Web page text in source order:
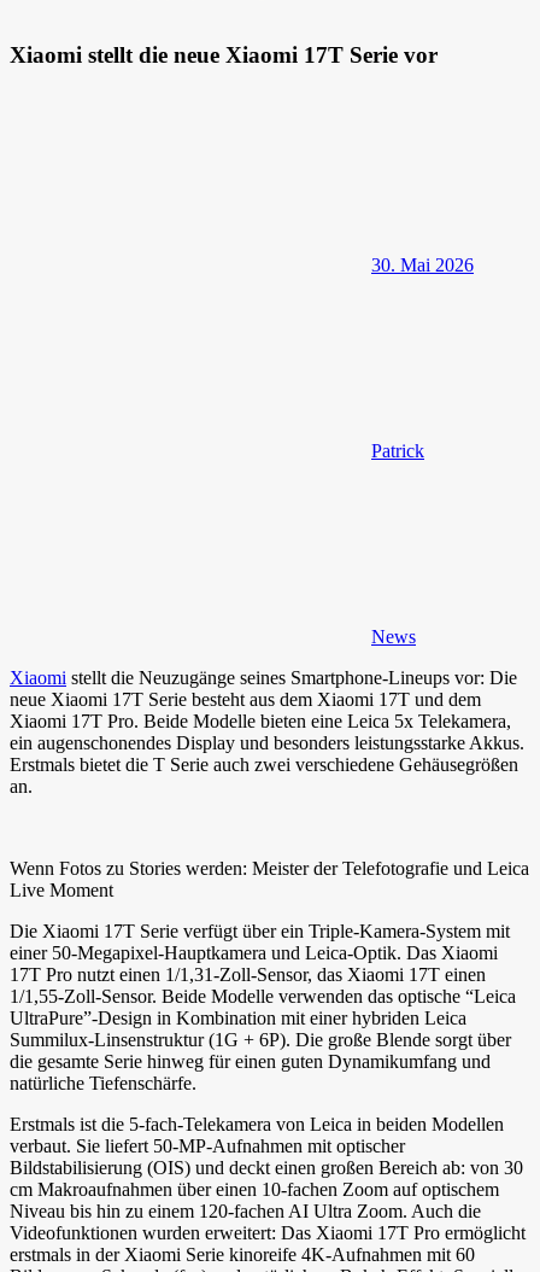
Xiaomi stellt die neue Xiaomi 17T Serie vor
30. Mai 2026
Patrick
News
Xiaomi stellt die Neuzugänge seines Smartphone-Lineups vor: Die
neue Xiaomi 17T Serie besteht aus dem Xiaomi 17T und dem
Xiaomi 17T Pro. Beide Modelle bieten eine Leica 5x Telekamera,
ein augenschonendes Display und besonders leistungsstarke Akkus.
Erstmals bietet die T Serie auch zwei verschiedene Gehäusegrößen
an.
Wenn Fotos zu Stories werden: Meister der Telefotografie und Leica
Live Moment
Die Xiaomi 17T Serie verfügt über ein Triple-Kamera-System mit
einer 50-Megapixel-Hauptkamera und Leica-Optik. Das Xiaomi
17T Pro nutzt einen 1/1,31-Zoll-Sensor, das Xiaomi 17T einen
1/1,55-Zoll-Sensor. Beide Modelle verwenden das optische “Leica
UltraPure”-Design in Kombination mit einer hybriden Leica
Summilux-Linsenstruktur (1G + 6P). Die große Blende sorgt über
die gesamte Serie hinweg für einen guten Dynamikumfang und
natürliche Tiefenschärfe.
Erstmals ist die 5-fach-Telekamera von Leica in beiden Modellen
verbaut. Sie liefert 50-MP-Aufnahmen mit optischer
Bildstabilisierung (OIS) und deckt einen großen Bereich ab: von 30
cm Makroaufnahmen über einen 10-fachen Zoom auf optischem
Niveau bis hin zu einem 120-fachen AI Ultra Zoom. Auch die
Videofunktionen wurden erweitert: Das Xiaomi 17T Pro ermöglicht
erstmals in der Xiaomi Serie kinoreife 4K-Aufnahmen mit 60